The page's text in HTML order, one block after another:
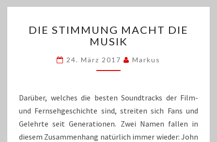
STIMMUNG
MACHT
MUSIK
DIE STIMMUNG MACHT DIE
MUSIK
24. März 2017 Markus
Darüber, welches die besten Soundtracks der Film-
und Fernsehgeschichte sind, streiten sich Fans und
Gelehrte seit Generationen. Zwei Namen fallen in
diesem Zusammenhang natürlich immer wieder: John